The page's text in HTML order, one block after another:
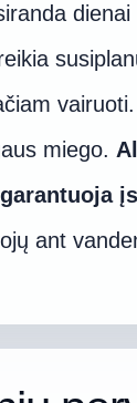
miego.
ant